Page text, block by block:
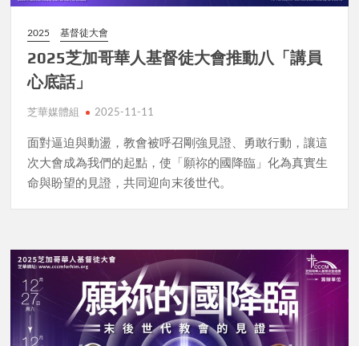
2025 基督徒大會
2025芝加哥華人基督徒大會推動八「講員
心底話」
芝華媒體組 2025-11-11
面對逼迫與動盪，教會被呼召剛強見證、勇敢行動，讓這
次大會成為我們的起點，使「願祢的國降臨」化為真實生
命與盼望的見證，共同迎向末後世代。